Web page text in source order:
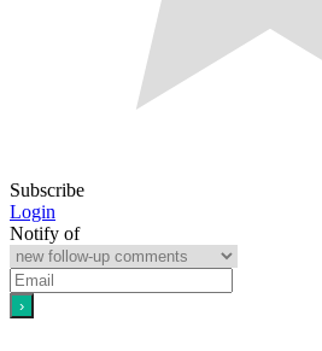
Subscribe
Login
Notify of